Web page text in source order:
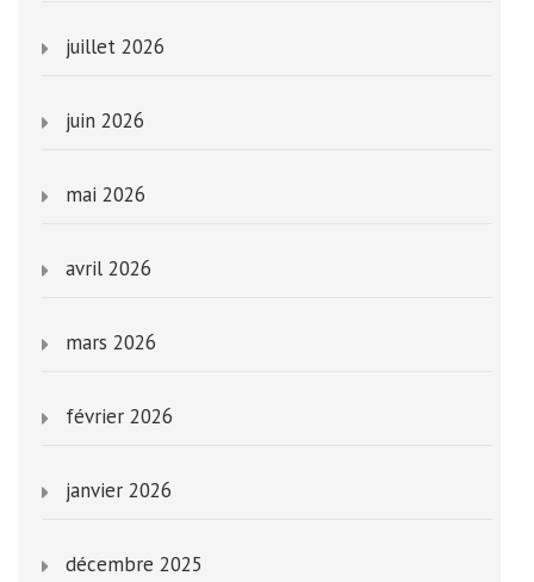
juillet 2026
juin 2026
mai 2026
avril 2026
mars 2026
février 2026
janvier 2026
décembre 2025